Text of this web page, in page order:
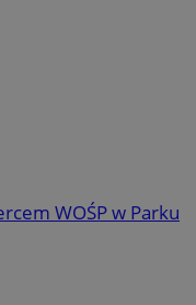
WOŚP w Parku